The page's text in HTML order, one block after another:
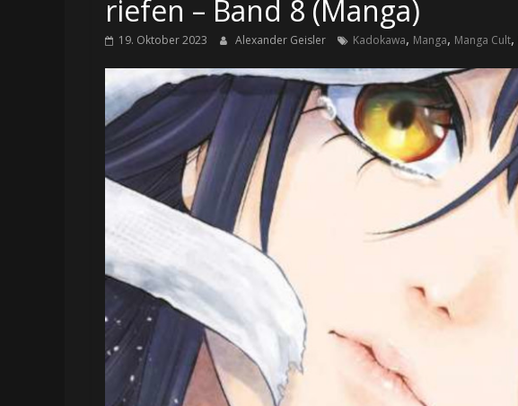
riefen – Band 8 (Manga)
19. Oktober 2023 Alexander Geisler Kadokawa, Manga, Manga Cult,